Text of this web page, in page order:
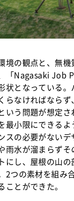
境の観点と、無
「Nagasaki Job
状となっている
らなければなら
いう問題が想定
最小限にできる
スの必要がない
雨水が溜まらず
にし、屋根の山
2つの素材を組み
ことができた。